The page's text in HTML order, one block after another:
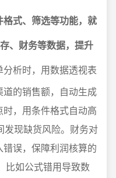
式、筛选等功能，就
、财务等数据，提升
析时，用数据透视表
的销售额，自动生成
，用条件格式自动高
发现缺货风险。财务对
误，保障利润核算的
比如公式错用导致数